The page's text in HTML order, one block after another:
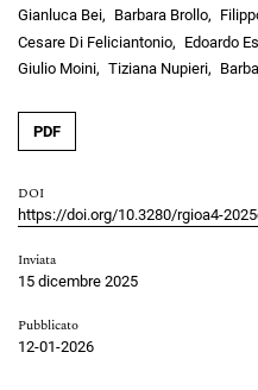
Gianluca Bei Barbara Brollo
Cesare Di Feliciantonio
Edoardo
Giulio Moini
Tiziana Nupieri
PDF
DOI
https://doi.org/10.3280/rgioa4-
Inviata
15 dicembre 2025
Pubblicato
12-01-2026